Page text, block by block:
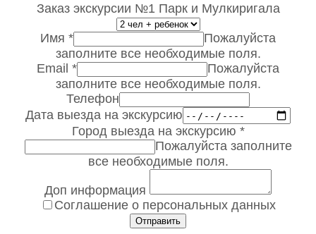
Заказ экскурсии №1 Парк и Мулкиригала
Имя *
Пожалуйста
заполните все необходимые поля.
Email *
Пожалуйста
заполните все необходимые поля.
Телефон
Дата выезда на экскурсию
Город выезда на экскурсию *
Пожалуйста заполните
все необходимые поля.
Доп информация
Соглашение о персональных данных
Отправить